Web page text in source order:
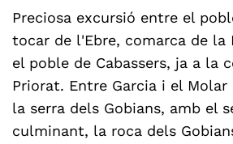
Preciosa excursió entre el
tocar de l'Ebre, comarca de la
el poble de Cabassers, ja a la
Priorat. Entre Garcia i el Molar
la serra dels Gobians, amb el
culminant, la roca dels